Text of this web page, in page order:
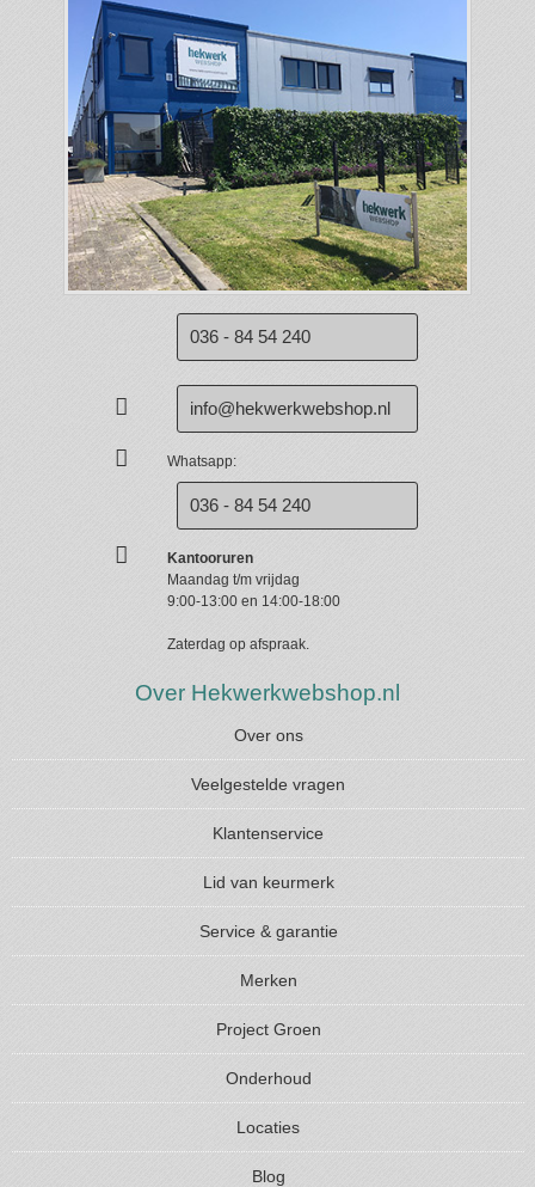
036 - 84 54 240
info@hekwerkwebshop.nl
Whatsapp:
036 - 84 54 240
Kantooruren
Maandag t/m vrijdag
9:00-13:00 en 14:00-18:00
Zaterdag op afspraak.
Over Hekwerkwebshop.nl
Over ons
Veelgestelde vragen
Klantenservice
Lid van keurmerk
Service & garantie
Merken
Project Groen
Onderhoud
Locaties
Blog